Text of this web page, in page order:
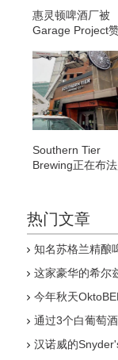
惠灵顿啤酒厂被
Garage Project
门外
Southern Tier
Brewing正在布
热门文章
知名苏格兰精酿
这家豪华的希尔
今年秋天
通过3个白葡萄
汉诺威的